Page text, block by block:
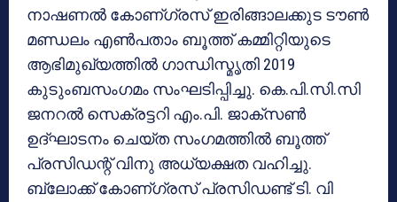
നാഷണല്‍ കോണ്ഗ്രസ് ഇരിങ്ങാലക്കുട ടൗണ്‍
മണ്ഡലം എണ്‍പതാം ബൂത്ത് കമ്മിറ്റിയുടെ
ആഭിമുഖ്യത്തില്‍ ഗാന്ധിസ്മൃതി 2019
കുടുംബസംഗമം സംഘടിപ്പിച്ചു. കെ.പി.സി.സി
ജനറല്‍ സെക്രട്ടറി എം.പി. ജാക്‌സണ്‍
ഉദ്ഘാടനം ചെയ്ത സംഗമത്തില്‍ ബൂത്ത്
പ്രസിഡന്റ് വിനു അധ്യക്ഷത വഹിച്ചു.
ബ്ലോക്ക് കോണ്ഗ്രസ് പ്രസിഡണ്ട് ടി. വി